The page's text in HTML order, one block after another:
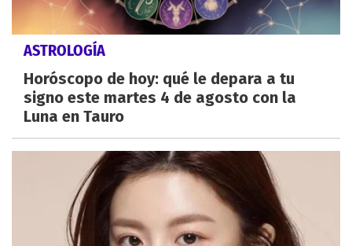
ASTROLOGÍA
Horóscopo de hoy: qué le depara a tu
signo este martes 4 de agosto con la
Luna en Tauro